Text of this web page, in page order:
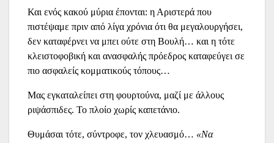
Και ενός κακού μύρια έπονται: η Αριστερά που
πιστέψαμε πριν από λίγα χρόνια ότι θα μεγαλουργήσει,
δεν καταφέρνει να μπει ούτε στη Βουλή… και η τότε
κλειστοφοβική και ανασφαλής πρόεδρος καταφεύγει σε
πιο ασφαλείς κομματικούς τόπους…
Μας εγκαταλείπει στη φουρτούνα, μαζί με άλλους
ριψάσπιδες. Το πλοίο χωρίς καπετάνιο.
Θυμάσαι τότε, σύντροφε, τον χλευασμό… «Να